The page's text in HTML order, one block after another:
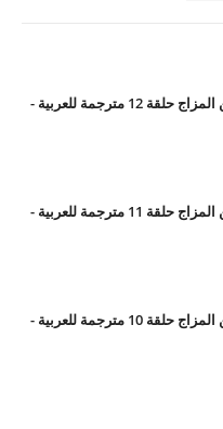
برنامج خمس أخوة حادين المزاج حلقة 12 مترجمة للعربية -
برنامج خمس أخوة حادين المزاج حلقة 11 مترجمة للعربية -
برنامج خمس أخوة حادين المزاج حلقة 10 مترجمة للعربية -